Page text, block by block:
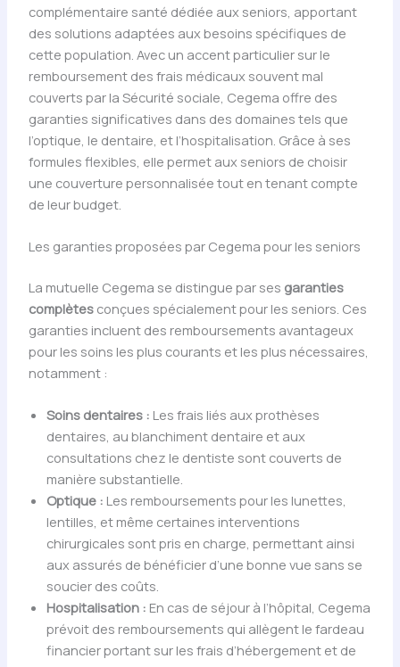
complémentaire santé dédiée aux seniors, apportant
des solutions adaptées aux besoins spécifiques de
cette population. Avec un accent particulier sur le
remboursement des frais médicaux souvent mal
couverts par la Sécurité sociale, Cegema offre des
garanties significatives dans des domaines tels que
l’optique, le dentaire, et l’hospitalisation. Grâce à ses
formules flexibles, elle permet aux seniors de choisir
une couverture personnalisée tout en tenant compte
de leur budget.
Les garanties proposées par Cegema pour les seniors
La mutuelle Cegema se distingue par ses garanties
complètesconçues spécialement pour les seniors. Ces
garanties incluent des remboursements avantageux
pour les soins les plus courants et les plus nécessaires,
notamment :
Soins dentaires : Les frais liés aux prothèses
dentaires, au blanchiment dentaire et aux
consultations chez le dentiste sont couverts de
manière substantielle.
Optique : Les remboursements pour les lunettes,
lentilles, et même certaines interventions
chirurgicales sont pris en charge, permettant ainsi
aux assurés de bénéficier d’une bonne vue sans se
soucier des coûts.
Hospitalisation : En cas de séjour à l’hôpital, Cegema
prévoit des remboursements qui allègent le fardeau
financier portant sur les frais d’hébergement et de